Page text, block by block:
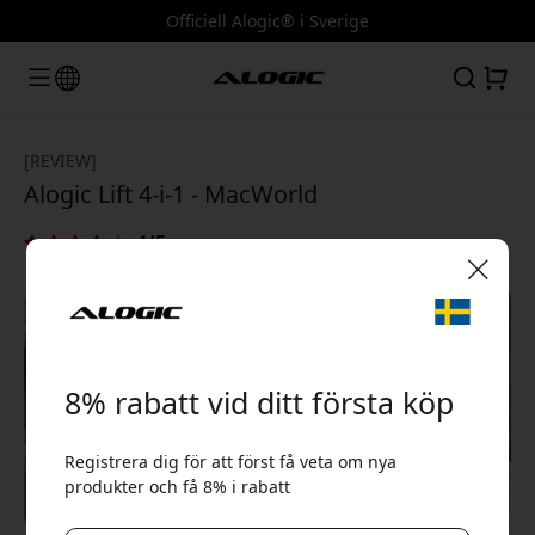
Officiell Alogic® i Sverige
[REVIEW]
Alogic Lift 4-i-1 - MacWorld
4/5
8% rabatt vid ditt första köp
Registrera dig för att först få veta om nya
produkter och få 8% i rabatt
🎉 Din rabattkod: